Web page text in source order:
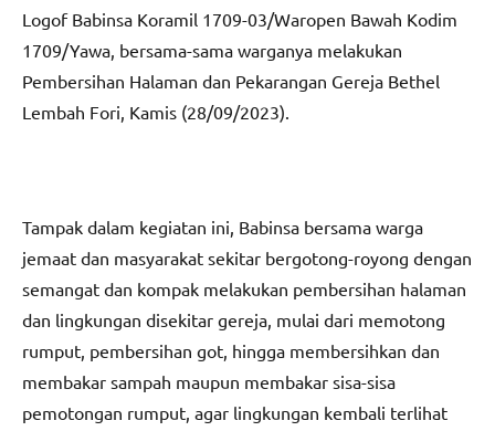
Logof Babinsa Koramil 1709-03/Waropen Bawah Kodim
1709/Yawa, bersama-sama warganya melakukan
Pembersihan Halaman dan Pekarangan Gereja Bethel
Lembah Fori, Kamis (28/09/2023).
Tampak dalam kegiatan ini, Babinsa bersama warga
jemaat dan masyarakat sekitar bergotong-royong dengan
semangat dan kompak melakukan pembersihan halaman
dan lingkungan disekitar gereja, mulai dari memotong
rumput, pembersihan got, hingga membersihkan dan
membakar sampah maupun membakar sisa-sisa
pemotongan rumput, agar lingkungan kembali terlihat